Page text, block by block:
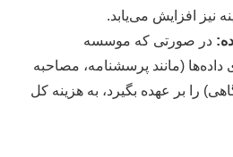
نیز افزایش می‌یابد.
در صورتی که موسسه
(مانند پرسشنامه، مصاحبه
را بر عهده بگیرد، به هزینه کل